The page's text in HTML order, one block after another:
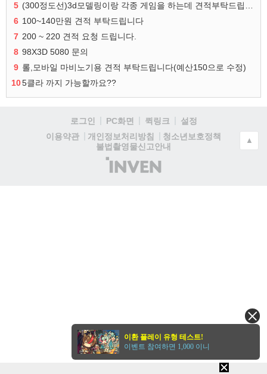
5
(300정도선)3d모델링이랑 각종 게임을 하는데 견적부탁드립니다!300정도선
6 100~140만원 견적 부탁드립니다
7 200 ~ 220 견적 요청 드립니다.
8 98X3D 5080 문의
9 롤,모바일 마비노기용 견적 부탁드립니다(예산150으로 수정)
105클라 까지 가능할까요??
로그인 PC화면 퀵링크
설정
이용약관
개인정보처리방침
청소년보호정책
불법촬영물신고안내
(주)
인
▲
이환 플레이 유형 테스트!
이벤트 참여하면 1,000 이니